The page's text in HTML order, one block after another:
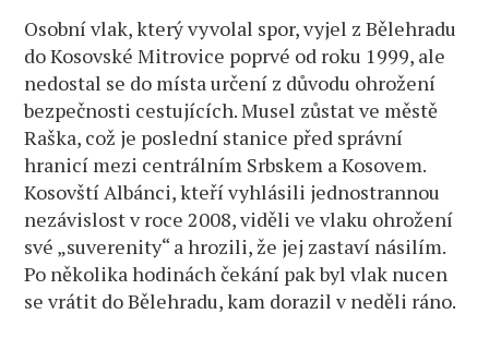
Osobní vlak, který vyvolal spor, vyjel z Bělehradu
do Kosovské Mitrovice poprvé od roku 1999, ale
nedostal se do místa určení z důvodu ohrožení
bezpečnosti cestujících. Musel zůstat ve městě
Raška, což je poslední stanice před správní
hranicí mezi centrálním Srbskem a Kosovem.
Kosovští Albánci, kteří vyhlásili jednostrannou
nezávislost v roce 2008, viděli ve vlaku ohrožení
své „suverenity“ a hrozili, že jej zastaví násilím.
Po několika hodinách čekání pak byl vlak nucen
se vrátit do Bělehradu, kam dorazil v neděli ráno.